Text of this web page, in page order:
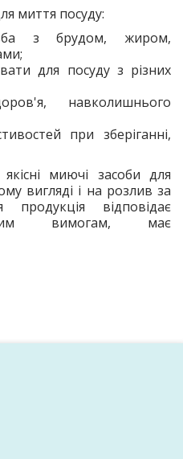
миття посуду:
з брудом, жиром,
для посуду з різних
навколишнього
при зберіганні,
миючі засоби для
вигляді і на розлив за
відповідає
вимогам, має